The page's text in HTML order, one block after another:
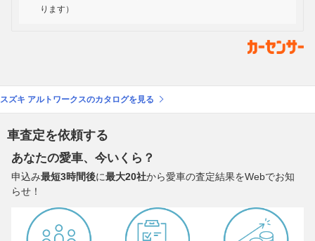
ります）
スズキ アルトワークスのカタログを見る
車査定を依頼する
あなたの愛車、今いくら？
申込み最短3時間後に最大20社から愛車の査定結果をWebでお知
らせ！